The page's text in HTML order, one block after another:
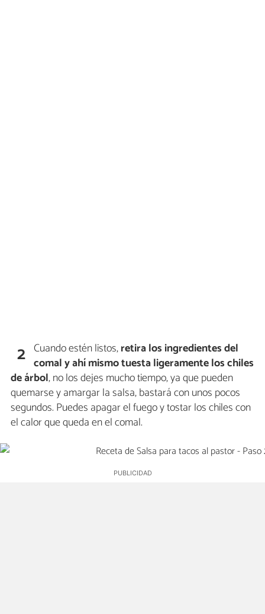
2 Cuando estén listos,retira los ingredientes del
comal y ahí mismo tuesta ligeramente los chiles
de árbol, no los dejes mucho tiempo, ya que pueden
quemarse y amargar la salsa, bastará con unos pocos
segundos. Puedes apagar el fuego y tostar los chiles con
el calor que queda en el comal.